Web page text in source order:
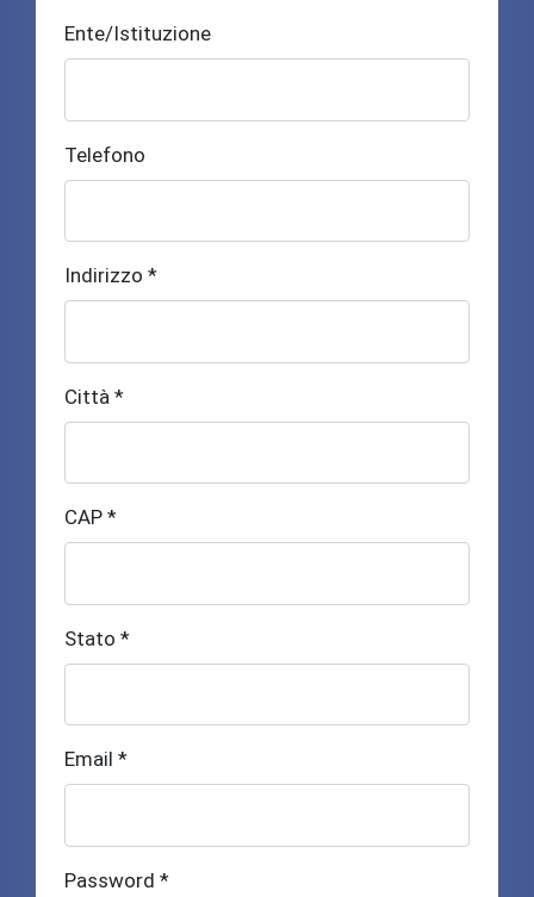
Ente/Istituzione
Telefono
Indirizzo *
Città *
CAP *
Stato *
Email *
Password *